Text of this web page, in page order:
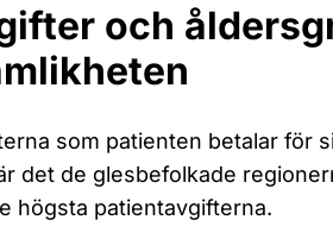
och
som patienten betalar för
det de glesbefolkade
högsta patientavgifterna.